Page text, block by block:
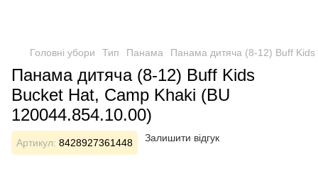
Головні убори Тип Панама Панама дитяча (8-12) Buff
Панама дитяча (8-12) Buff Kids
Bucket Hat, Camp Khaki (BU
120044.854.10.00)
Артикул: 8428927361448 Залишити відгук